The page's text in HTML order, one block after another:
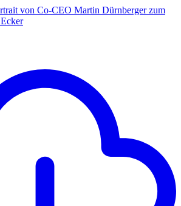
von Co-CEO Martin Dürnberger zum